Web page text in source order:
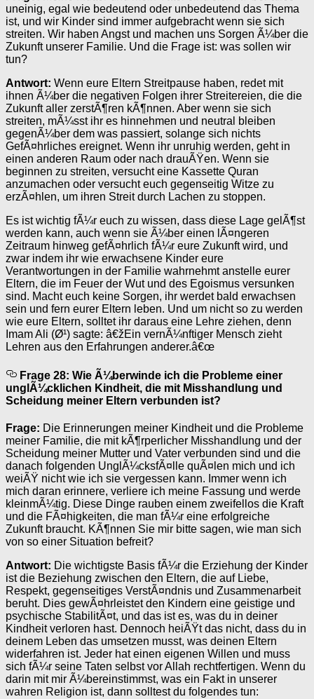
uneinig, egal wie bedeutend oder unbedeutend das Thema
ist, und wir Kinder sind immer aufgebracht wenn sie sich
streiten. Wir haben Angst und machen uns Sorgen Ã¼ber die
Zukunft unserer Familie. Und die Frage ist: was sollen wir
tun?
Antwort: Wenn eure Eltern Streitpause haben, redet mit
ihnen Ã¼ber die negativen Folgen ihrer Streitereien, die die
Zukunft aller zerstÃ¶ren kÃ¶nnen. Aber wenn sie sich
streiten, mÃ¼sst ihr es hinnehmen und neutral bleiben
gegenÃ¼ber dem was passiert, solange sich nichts
GefÃ¤hrliches ereignet. Wenn ihr unruhig werden, geht in
einen anderen Raum oder nach drauÃŸen. Wenn sie
beginnen zu streiten, versucht eine Kassette Quran
anzumachen oder versucht euch gegenseitig Witze zu
erzÃ¤hlen, um ihren Streit durch Lachen zu stoppen.
Es ist wichtig fÃ¼r euch zu wissen, dass diese Lage gelÃ¶st
werden kann, auch wenn sie Ã¼ber einen lÃ¤ngeren
Zeitraum hinweg gefÃ¤hrlich fÃ¼r eure Zukunft wird, und
zwar indem ihr wie erwachsene Kinder eure
Verantwortungen in der Familie wahrnehmt anstelle eurer
Eltern, die im Feuer der Wut und des Egoismus versunken
sind. Macht euch keine Sorgen, ihr werdet bald erwachsen
sein und fern eurer Eltern leben. Und um nicht so zu werden
wie eure Eltern, solltet ihr daraus eine Lehre ziehen, denn
Imam Ali (Ø¹) sagte: â€žEin vernÃ¼nftiger Mensch zieht
Lehren aus den Erfahrungen anderer.â€œ
Frage 28: Wie Ã¼berwinde ich die Probleme einer
unglÃ¼cklichen Kindheit, die mit Misshandlung und
Scheidung meiner Eltern verbunden ist?
Frage: Die Erinnerungen meiner Kindheit und die Probleme
meiner Familie, die mit kÃ¶rperlicher Misshandlung und der
Scheidung meiner Mutter und Vater verbunden sind und die
danach folgenden UnglÃ¼cksfÃ¤lle quÃ¤len mich und ich
weiÃŸ nicht wie ich sie vergessen kann. Immer wenn ich
mich daran erinnere, verliere ich meine Fassung und werde
kleinmÃ¼tig. Diese Dinge rauben einem zweifellos die Kraft
und die FÃ¤higkeiten, die man fÃ¼r eine erfolgreiche
Zukunft braucht. KÃ¶nnen Sie mir bitte sagen, wie man sich
von so einer Situation befreit?
Antwort: Die wichtigste Basis fÃ¼r die Erziehung der Kinder
ist die Beziehung zwischen den Eltern, die auf Liebe,
Respekt, gegenseitiges VerstÃ¤ndnis und Zusammenarbeit
beruht. Dies gewÃ¤hrleistet den Kindern eine geistige und
psychische StabilitÃ¤t, und das ist es, was du in deiner
Kindheit verloren hast. Dennoch heiÃŸt das nicht, dass du in
deinem Leben das umsetzen musst, was deinen Eltern
widerfahren ist. Jeder hat einen eigenen Willen und muss
sich fÃ¼r seine Taten selbst vor Allah rechtfertigen. Wenn du
darin mit mir Ã¼bereinstimmst, was ein Fakt in unserer
wahren Religion ist, dann solltest du folgendes tun: